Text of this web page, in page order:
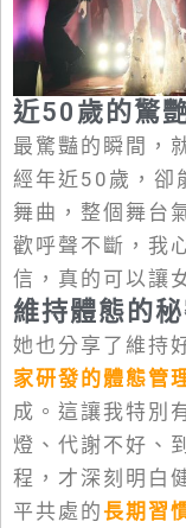
近50歲的驚
最驚豔的瞬間，
經年近50歲，卻
舞曲，整個舞台
歡呼聲不斷，我
信，真的可以讓
維持體態的
她也分享了維持
家研發的體態管
成。這讓我特別
燈、 代謝不好 、
程，才深刻明白
平共處的長期習